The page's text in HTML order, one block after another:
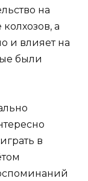
на
а
и влияет на
были
в